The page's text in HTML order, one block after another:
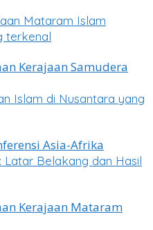
Mataram Islam
terkenal
Islam di Nusantara yang
Latar Belakang dan Hasil